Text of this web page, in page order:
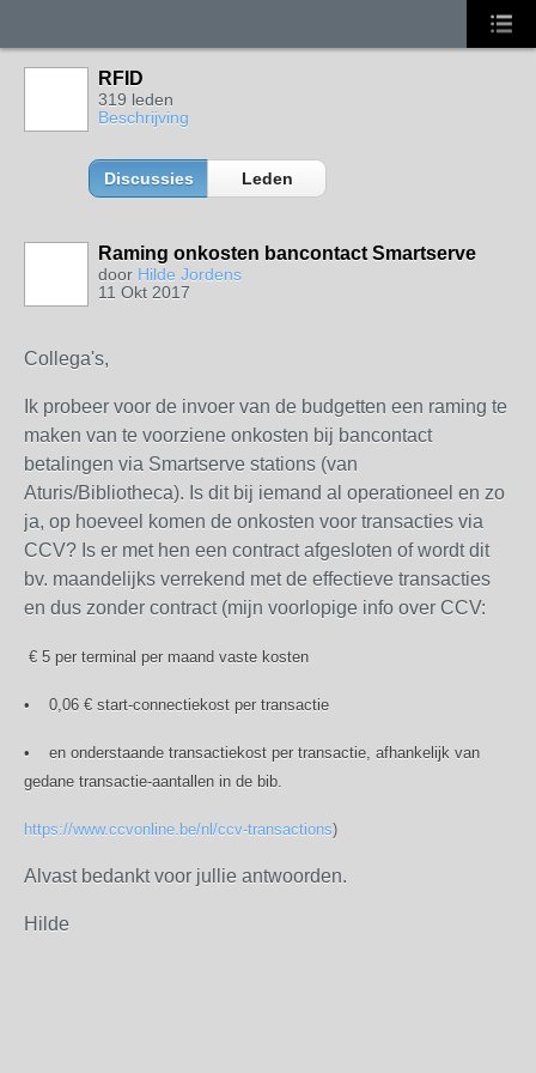
RFID
319 leden
Beschrijving
Discussies Leden
Raming onkosten bancontact Smartserve
door Hilde Jordens
11 Okt 2017
Collega's,
Ik probeer voor de invoer van de budgetten een raming te
maken van te voorziene onkosten bij bancontact
betalingen via Smartserve stations (van
Aturis/Bibliotheca). Is dit bij iemand al operationeel en zo
ja, op hoeveel komen de onkosten voor transacties via
CCV? Is er met hen een contract afgesloten of wordt dit
bv. maandelijks verrekend met de effectieve transacties
en dus zonder contract (mijn voorlopige info over CCV:
€ 5 per terminal per maand vaste kosten
• 0,06 € start-connectiekost per transactie
• en onderstaande transactiekost per transactie, afhankelijk van
gedane transactie-aantallen in de bib.
https://www.ccvonline.be/nl/ccv-transactions)
Alvast bedankt voor jullie antwoorden.
Hilde